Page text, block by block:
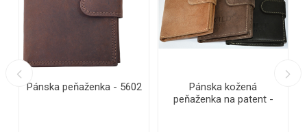
- 5602
Pánska kožená
peňaženka na patent -
Peněženka
kvalitní pravá